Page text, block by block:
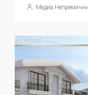
Медиа